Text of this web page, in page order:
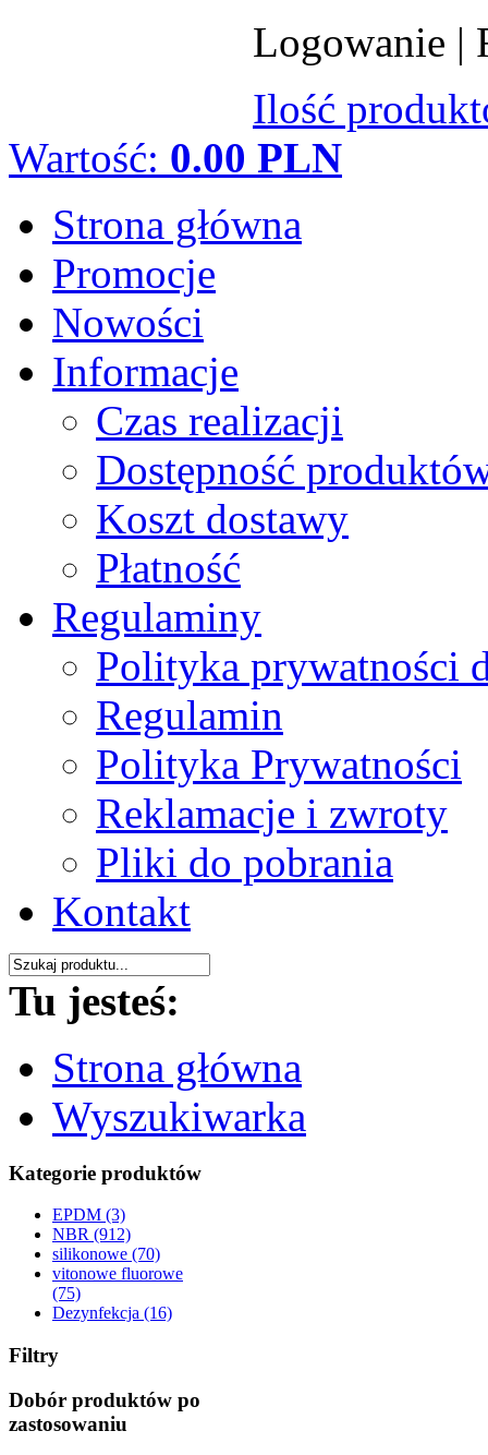
Logowanie |
Ilość
Wartość: 0.00 PLN
Strona główna
Promocje
Nowości
Informacje
Czas realizacji
Dostępność
Koszt dostawy
Płatność
Regulaminy
Polityka prywatności
Regulamin
Polityka Prywatności
Reklamacje i zwroty
Pliki do pobrania
Kontakt
Tu jesteś:
Strona główna
Wyszukiwarka
Kategorie produktów
EPDM (3)
NBR (912)
silikonowe (70)
vitonowe fluorowe
(75)
Dezynfekcja (16)
Filtry
Dobór produktów po
zastosowaniu